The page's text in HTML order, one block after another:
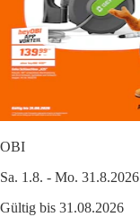
OBI
Sa. 1.8. - Mo. 31.8.2026
Gültig bis 31.08.2026